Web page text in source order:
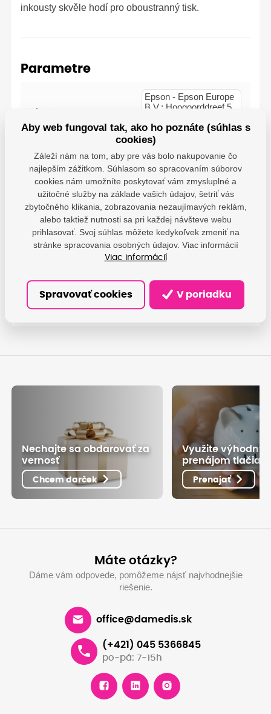
inkousty skvěle hodí pro oboustranný tisk.
Parametre
Epson - Epson Europe
B.V.; Hoogoorddreef 5,
NL; info@epson.nl
Kompatibilné tlačiarne
Epson WorkForce WF-3620DNF
Epson WorkForce WF-3620DTWF
Epson WorkForce WF-3620DWF
Kompatibilné kazety
T2703 (Epson)
Nechajte sa obdarovať za
vernosť
Chcem darček
Využite výhodný
prenájom
Prenajať
Máte otázky?
Dáme vám odpovede, pomôžeme nájsť najvhodnejšie
riešenie.
office@damedis.sk
(+421) 045 5366845
po-pá: 7-15h
Aby web fungoval tak, ako ho poznáte (súhlas s
cookies)
Záleží nám na tom, aby pre vás bolo nakupovanie čo
najlepším zážitkom. Súhlasom so spracovaním súborov
cookies nám umožníte poskytovať vám zmysluplné a
užitočné služby na základe vašich údajov, šetriť vás
zbytočného klikania, zobrazovania nezaujímavých reklám,
alebo taktiež nutnosti sa pri každej návšteve webu
prihlasovať. Svoj súhlas môžete kedykoľvek zmeniť na
stránke spracovania osobných údajov. Viac informácií
Viac informácií
Spravovať cookies V poriadku